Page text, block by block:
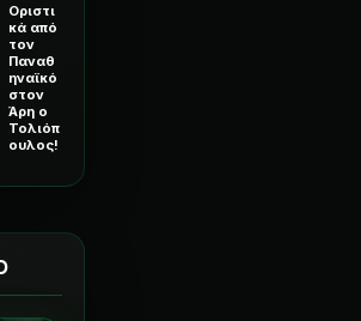
Οριστι
κά από
τον
Παναθ
ηναϊκό
στον
Άρη ο
Τολιόπ
ουλος!